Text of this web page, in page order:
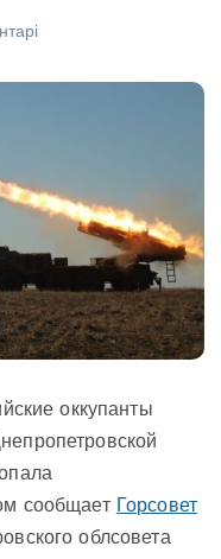
оккупанты
сообщает Горсовет
облсовета